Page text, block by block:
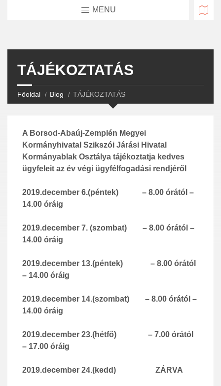
MENU
TÁJÉKOZTATÁS
Főoldal Blog TÁJÉKOZTATÁS
A Borsod-Abaúj-Zemplén Megyei
Kormányhivatal Szikszói Járási Hivatal
Kormányablak Osztálya tájékoztatja kedves
ügyfeleit az év végi ügyfélfogadási rendjéről
2019.december 6.(péntek)
– 8.00 órától –
14.00 óráig
2019.december 7. (szombat)
– 8.00 órától –
14.00 óráig
2019.december 13.(péntek)
– 8.00 órától
– 14.00 óráig
2019.december 14.(szombat)
– 8.00 órától –
14.00 óráig
2019.december 23.(hétfő)
– 7.00 órától
– 17.00 óráig
2019.december 24.(kedd) ZÁRVA